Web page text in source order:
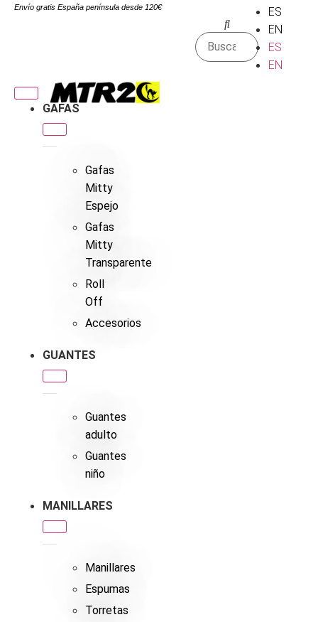
Envío gratis España península desde 120€
ES
EN
ES
EN
GAFAS
Gafas
Mitty
Espejo
Gafas
Mitty
Transparente
Roll
Off
Accesorios
GUANTES
Guantes
adulto
Guantes
niño
MANILLARES
Manillares
Espumas
Torretas